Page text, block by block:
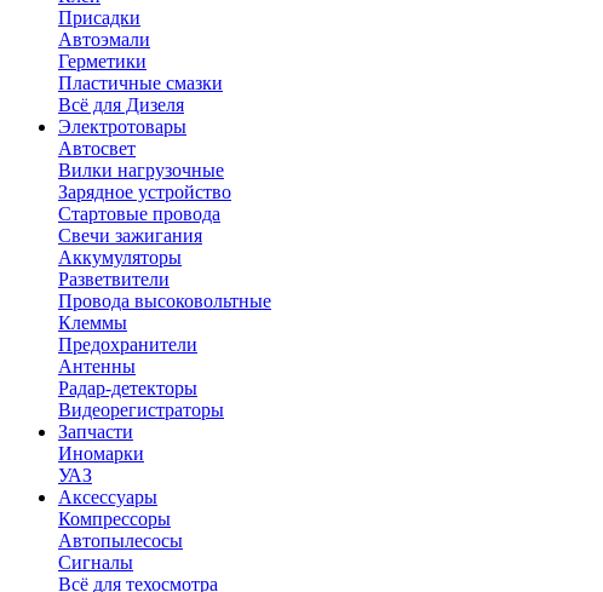
Присадки
Автоэмали
Герметики
Пластичные смазки
Всё для Дизеля
Электротовары
Автосвет
Вилки нагрузочные
Зарядное устройство
Стартовые провода
Свечи зажигания
Аккумуляторы
Разветвители
Провода высоковольтные
Клеммы
Предохранители
Антенны
Радар-детекторы
Видеорегистраторы
Запчасти
Иномарки
УАЗ
Аксесcуары
Компрессоры
Автопылесосы
Сигналы
Всё для техосмотра